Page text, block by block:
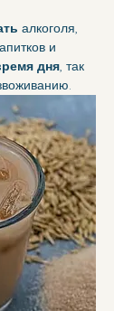
алкоголя,
и
дня, так